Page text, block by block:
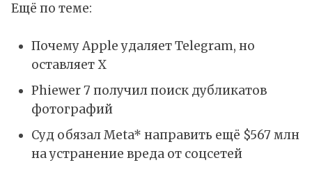
Ещё по теме:
Почему Apple удаляет Telegram, но
оставляет X
Phiewer 7 получил поиск дубликатов
фотографий
Суд обязал Meta* направить ещё $567 млн
на устранение вреда от соцсетей